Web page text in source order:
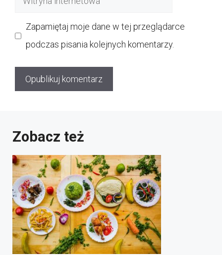
Zapamiętaj moje dane w tej przeglądarce
podczas pisania kolejnych komentarzy.
Zobacz też